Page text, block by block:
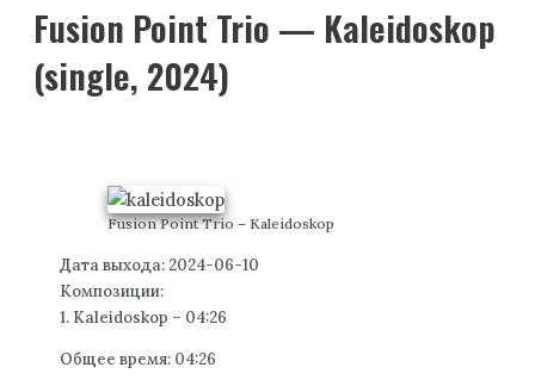
Fusion Point Trio — Kaleidoskop
(single, 2024)
Fusion Point Trio – Kaleidoskop
Дата выхода: 2024-06-10
Композиции:
1. Kaleidoskop – 04:26
Общее время: 04:26